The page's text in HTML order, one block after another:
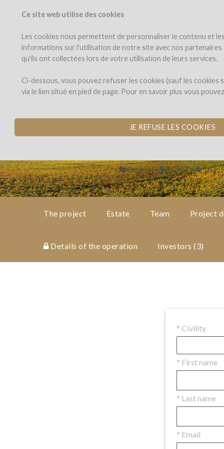
Ce site web utilise des cookies
Les cookies nous permettent de personnaliser le contenu et
informations sur l'utilisation de notre site avec nos partenaires
qu'ils ont collectées lors de votre utilisation de leurs services.
Ci-dessous, vous pouvez refuser les cookies (sauf les
via le lien situé en pied de page. Pour en savoir plus vous
JE REFUSE LES COOKIES
de
Bellene
Domaine de
VINEYARD
by Maison Roche de Bellene
Burgundy EQUITY TAX
The project Estate Team Project
Details of the operation Investors(3)
* Civility
* First name
* Last name
* Email